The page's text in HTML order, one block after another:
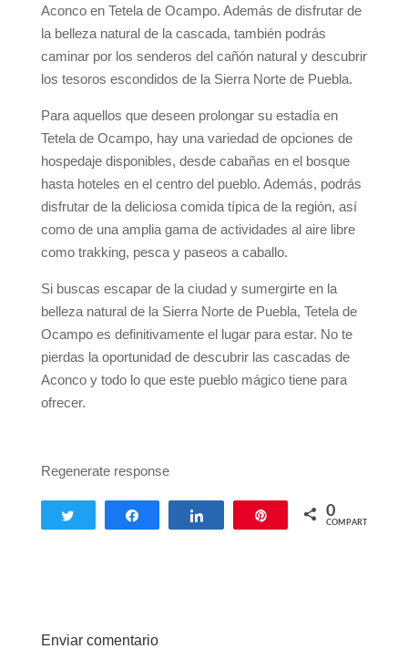
Aconco en Tetela de Ocampo. Además de disfrutar de
la belleza natural de la cascada, también podrás
caminar por los senderos del cañón natural y descubrir
los tesoros escondidos de la Sierra Norte de Puebla.
Para aquellos que deseen prolongar su estadía en
Tetela de Ocampo, hay una variedad de opciones de
hospedaje disponibles, desde cabañas en el bosque
hasta hoteles en el centro del pueblo. Además, podrás
disfrutar de la deliciosa comida típica de la región, así
como de una amplia gama de actividades al aire libre
como trakking, pesca y paseos a caballo.
Si buscas escapar de la ciudad y sumergirte en la
belleza natural de la Sierra Norte de Puebla, Tetela de
Ocampo es definitivamente el lugar para estar. No te
pierdas la oportunidad de descubrir las cascadas de
Aconco y todo lo que este pueblo mágico tiene para
ofrecer.
Regenerate response
Twittear Compartir Compartir 0
COMPARTIR
Enviar comentario